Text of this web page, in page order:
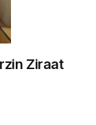
Ziraat